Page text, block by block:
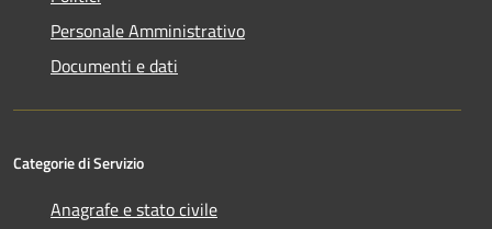
Personale Amministrativo
Documenti e dati
Categorie di Servizio
Anagrafe e stato civile